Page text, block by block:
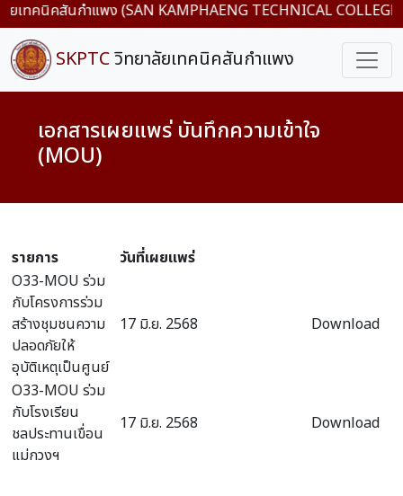
เทคนิคสันกำแพง (SAN KAMPHAENG TECHNICAL COLLEGE)
SKPTCวิทยาลัยเทคนิคสันกำแพง
เอกสารเผยแพร่ บันทึกความเข้าใจ
(MOU)
รายการ
วันที่เผยแพร่
O33-MOU ร่วม
กับโครงการร่วม
สร้างชุมชนความ
ปลอดภัยให้
อุบัติเหตุเป็นศูนย์
17 มิ.ย. 2568 Download
O33-MOU ร่วม
กับโรงเรียน
ชลประทานเขื่อน
แม่กวงฯ
17 มิ.ย. 2568 Download